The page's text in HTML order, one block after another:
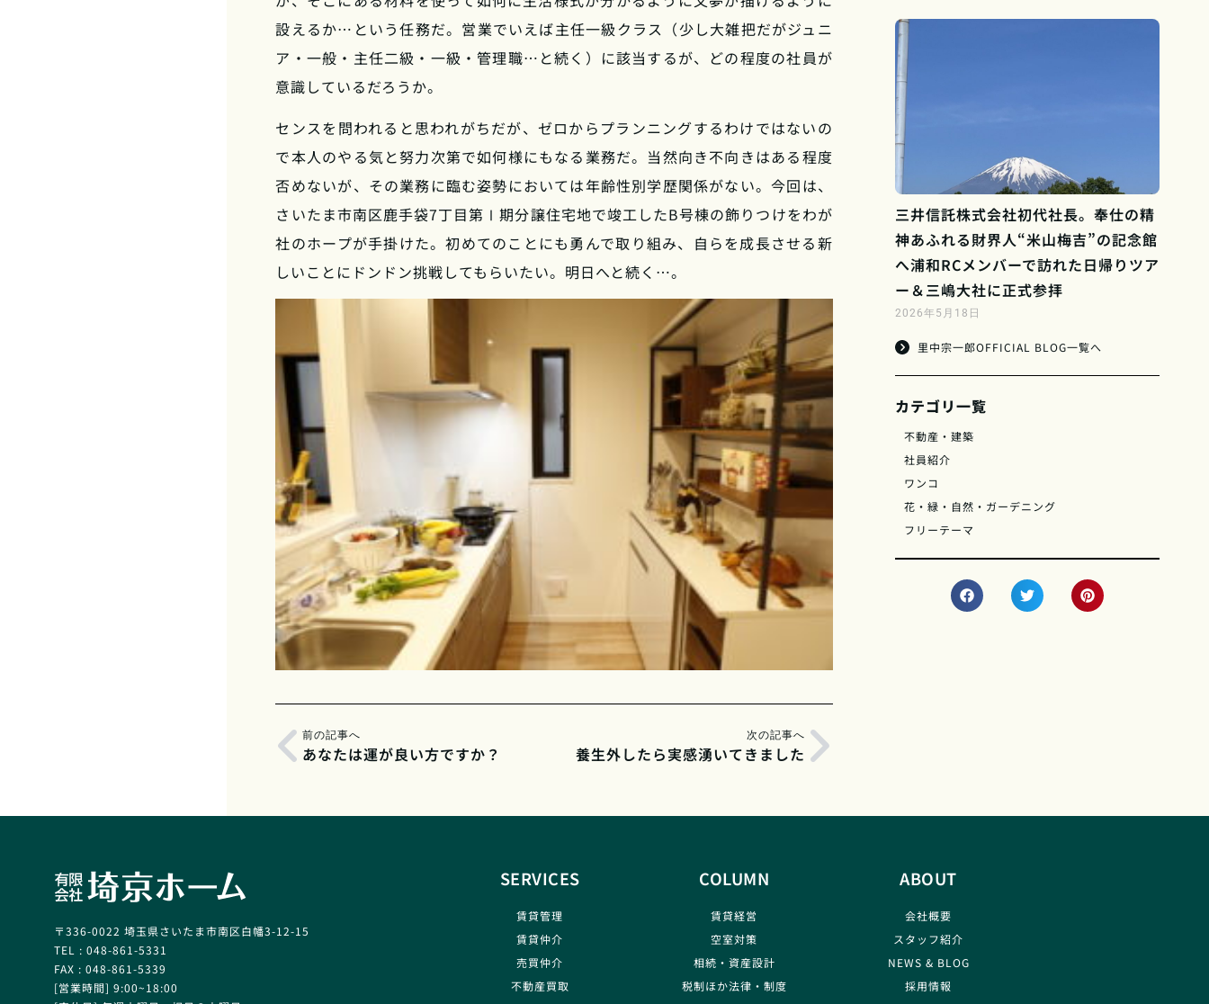
設えるか…という任務だ。営業でいえば主任一級クラス（少し大雑把だがジュニ
ア・一般・主任二級・一級・管理職…と続く）に該当するが、どの程度の社員が
意識しているだろうか。
センスを問われると思われがちだが、ゼロからプランニングするわけではないの
で本人のやる気と努力次第で如何様にもなる業務だ。当然向き不向きはある程度
否めないが、その業務に臨む姿勢においては年齢性別学歴関係がない。今回は、
さいたま市南区鹿手袋7丁目第Ⅰ期分譲住宅地で竣工したB号棟の飾りつけをわが
社のホープが手掛けた。初めてのことにも勇んで取り組み、自らを成長させる新
しいことにドンドン挑戦してもらいたい。明日へと続く…。
前の記事へ
あなたは運が良い方ですか？
次の記事へ
養生外したら実感湧いてきました
三井信託株式会社初代社長。奉仕の精
神あふれる財界人“米山梅吉”の記念館
へ浦和RCメンバーで訪れた日帰りツア
ー＆三嶋大社に正式参拝
2026年5月18日
里中宗一郎OFFICIAL BLOG一覧へ
カテゴリ一覧
不動産・建築
社員紹介
ワンコ
花・緑・自然・ガーデニング
フリーテーマ
〒336-0022 埼玉県さいたま市南区白幡3-12-15
TEL : 048-861-5331
FAX : 048-861-5339
[営業時間] 9:00~18:00
SERVICES
賃貸管理
賃貸仲介
売買仲介
不動産買取
COLUMN
賃貸経営
空室対策
相続・資産設計
税制ほか法律・制度
ABOUT
会社概要
スタッフ紹介
NEWS & BLOG
採用情報